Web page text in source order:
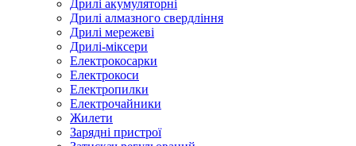
Дрилі акумуляторні
Дрилі алмазного свердління
Дрилі мережеві
Дрилі-міксери
Електрокосарки
Електрокоси
Електропилки
Електрочайники
Жилети
Зарядні пристрої